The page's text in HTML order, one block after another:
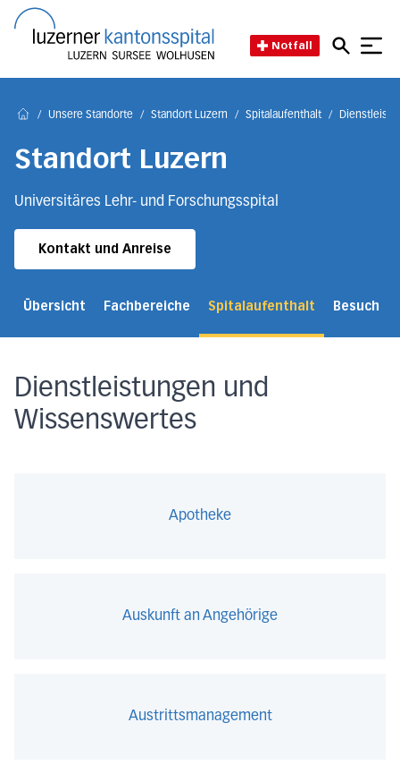
Notfall
/ Unsere Standorte / Standort Luzern / Spitalaufenthalt /
Standort Luzern
Universitäres Lehr- und Forschungsspital
Kontakt und Anreise
Übersicht Fachbereiche Spitalaufenthalt Besuch
Dienstleistungen und
Wissenswertes
Apotheke
Auskunft an Angehörige
Austrittsmanagement